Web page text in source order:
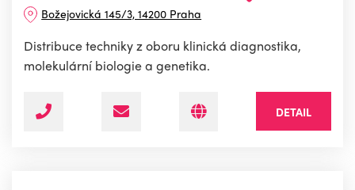
Božejovická 145/3, 14200 Praha
Distribuce techniky z oboru klinická diagnostika,
molekulární biologie a genetika.
DETAIL